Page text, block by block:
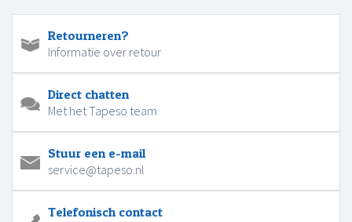
Retourneren?
Informatie over retour
Direct chatten
Met het Tapeso team
Stuur een e-mail
service@tapeso.nl
Telefonisch contact